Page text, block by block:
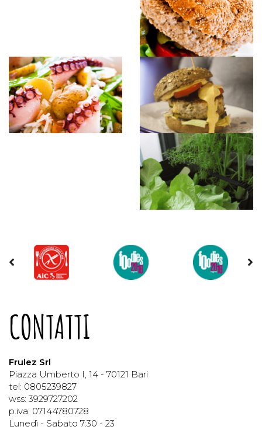
CONTATTI
Frulez Srl
Piazza Umberto I, 14 - 70121 Bari
tel: 0805239827
wss: 3929727202
p.iva: 07144780728
Lunedì - Sabato 7:30 - 23